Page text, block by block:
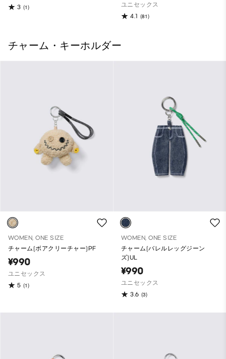
3 (1)
ユニセックス
4.1 (81)
チャーム・キーホルダー
WOMEN, ONE SIZE
チャーム(ボアクリーチャー)PF
¥990
ユニセックス
5 (1)
WOMEN, ONE SIZE
チャーム(バレルレッグジーン
ズ)UL
¥990
ユニセックス
3.6 (3)